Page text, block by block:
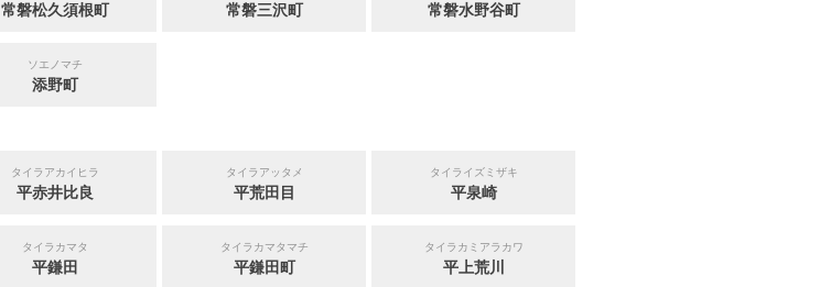
常磐松久須根町 常磐三沢町 常磐水野谷町
ソエノマチ
添野町
タイラアカイヒラ
平赤井比良
タイラアッタメ
平荒田目
タイライズミザキ
平泉崎
タイラカマタ
平鎌田
タイラカマタマチ
平鎌田町
タイラカミアラカワ
平上荒川